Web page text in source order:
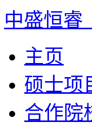
中盛恒睿
主页
硕士项
合作院